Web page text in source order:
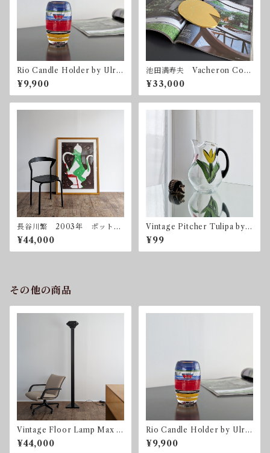
Rio Candle Holder by Ulric
a Hydman Vallien for Kosta
Boda 2003 コスタ・ボダ
¥9,900
池田満寿夫 Vacheron Cons
tantin 1992 限定300
¥33,000
長谷川繁 2003年 ポット
シルクスクリーン 額付属
¥44,000
Vintage Pitcher Tulipa by
Ulrica Hydman Vallien for
Kosta Boda
¥99
その他の商品
Vintage Floor Lamp Max H
igh 1980mm ヴィンテー
ジ フロアランプ 調光器
¥44,000
Rio Candle Holder by Ulric
a Hydman Vallien for Kosta
Boda 2003 コスタ・ボダ
¥9,900